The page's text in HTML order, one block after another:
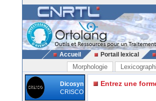
Accueil Portail lexical
Morphologie
Dicosyn
CRISCO
Entrez une